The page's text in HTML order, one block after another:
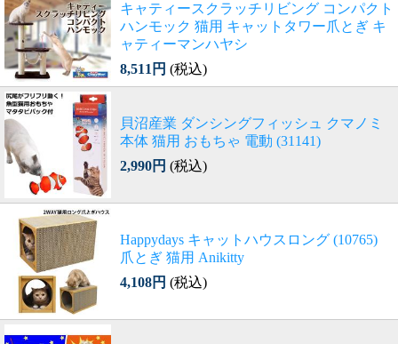
キャティースクラッチリビング コンパクト
ハンモック 猫用 キャットタワー爪とぎ キ
ャティーマンハヤシ
8,511円 (税込)
貝沼産業 ダンシングフィッシュ クマノミ
本体 猫用 おもちゃ 電動 (31141)
2,990円 (税込)
Happydays キャットハウスロング (10765)
爪とぎ 猫用 Anikitty
4,108円 (税込)